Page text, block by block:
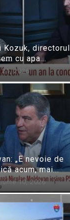
Kozuk, directorul
cu apa...
2026
„E nevoie de
acum, mai...
iunie 10, 2026